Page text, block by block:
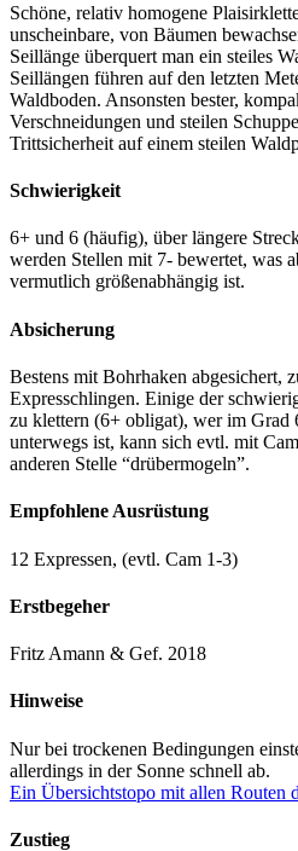
Schöne, relativ homogene
unscheinbare, von Bäumen
Seillänge überquert man ein steiles
Seillängen führen auf den letzten
Waldboden. Ansonsten bester,
Verschneidungen und steilen
Trittsicherheit auf einem steilen
Schwierigkeit
6+ und 6 (häufig), über längere
werden Stellen mit 7- bewertet, was
vermutlich größenabhängig ist.
Absicherung
Bestens mit Bohrhaken abgesichert,
Expresschlingen. Einige der
zu klettern (6+ obligat), wer im Grad
unterwegs ist, kann sich evtl. mit
anderen Stelle “drübermogeln”.
Empfohlene Ausrüstung
12 Expressen, (evtl. Cam 1-3)
Erstbegeher
Fritz Amann & Gef. 2018
Hinweise
Nur bei trockenen Bedingungen
allerdings in der Sonne schnell ab.
Ein Übersichtstopo mit allen Routen
Zustieg